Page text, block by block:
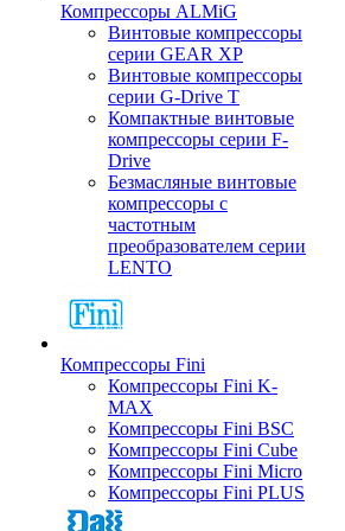
Компрессоры ALMiG
Винтовые компрессоры
серии GEAR XP
Винтовые компрессоры
серии G-Drive T
Компактные винтовые
компрессоры серии F-
Drive
Безмасляные винтовые
компрессоры с
частотным
преобразователем серии
LENTO
Компрессоры Fini
Компрессоры Fini K-
MAX
Компрессоры Fini BSC
Компрессоры Fini Cube
Компрессоры Fini Micro
Компрессоры Fini PLUS